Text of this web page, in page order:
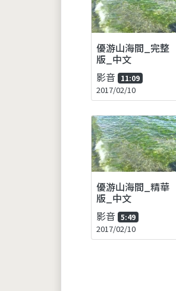
優游山海間_完整
版_中文
影音 11:09
2017/02/10
優游山海間_精華
版_中文
影音 5:49
2017/02/10